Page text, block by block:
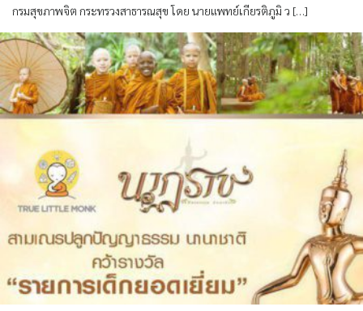
กรมสุขภาพจิต กระทรวงสาธารณสุข โดย นายแพทย์เกียรติภูมิ ว […]